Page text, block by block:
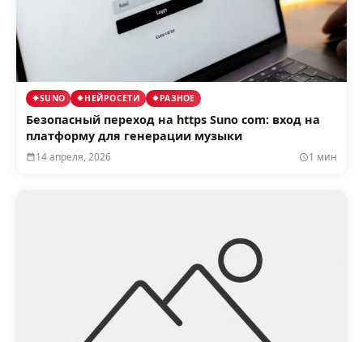
SUNO НЕЙРОСЕТИ РАЗНОЕ
Безопасный переход на https Suno com: вход на
платформу для генерации музыки
14 апреля, 2026 1 мин